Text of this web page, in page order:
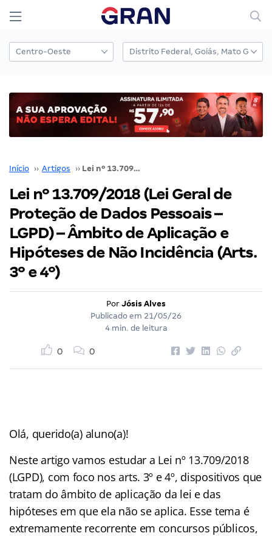
Início ›› Artigos ›› Lei nº 13.709/2018 (Lei Geral de Proteção de Dados Pessoais – LGPD) – Âmbito de Aplicação e Hipóteses de Não Incidência (Arts. 3º e 4º)
Lei nº 13.709/2018 (Lei Geral de
Proteção de Dados Pessoais –
LGPD) – Âmbito de Aplicação e
Hipóteses de Não Incidência (Arts.
3º e 4º)
Por Jósis Alves
Publicado em 21/05/26
4 min. de leitura
0 0
Olá, querido(a) aluno(a)!
Neste artigo vamos estudar a Lei nº 13.709/2018
(LGPD), com foco nos arts. 3º e 4º, dispositivos que
tratam do âmbito de aplicação da lei e das
hipóteses em que ela não se aplica. Esse tema é
extremamente recorrente em concursos públicos,